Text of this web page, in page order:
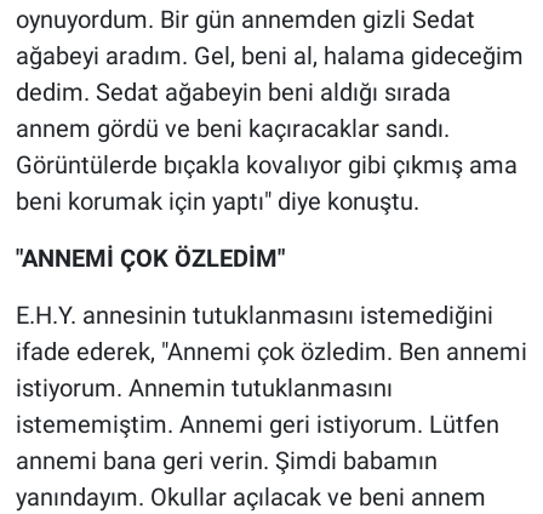
oynuyordum. Bir gün annemden gizli Sedat
ağabeyi aradım. Gel, beni al, halama gideceğim
dedim. Sedat ağabeyin beni aldığı sırada
annem gördü ve beni kaçıracaklar sandı.
Görüntülerde bıçakla kovalıyor gibi çıkmış ama
beni korumak için yaptı" diye konuştu.
"ANNEMİ ÇOK ÖZLEDİM"
E.H.Y. annesinin tutuklanmasını istemediğini
ifade ederek, "Annemi çok özledim. Ben annemi
istiyorum. Annemin tutuklanmasını
istememiştim. Annemi geri istiyorum. Lütfen
annemi bana geri verin. Şimdi babamın
yanındayım. Okullar açılacak ve beni annem
Canlı Yayın